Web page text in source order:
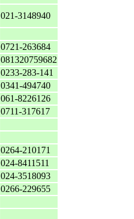
021-3148940
0721-263684
081320759682
0233-283-141
0341-494740
061-8226126
0711-317617
0264-210171
024-8411511
024-3518093
0266-229655